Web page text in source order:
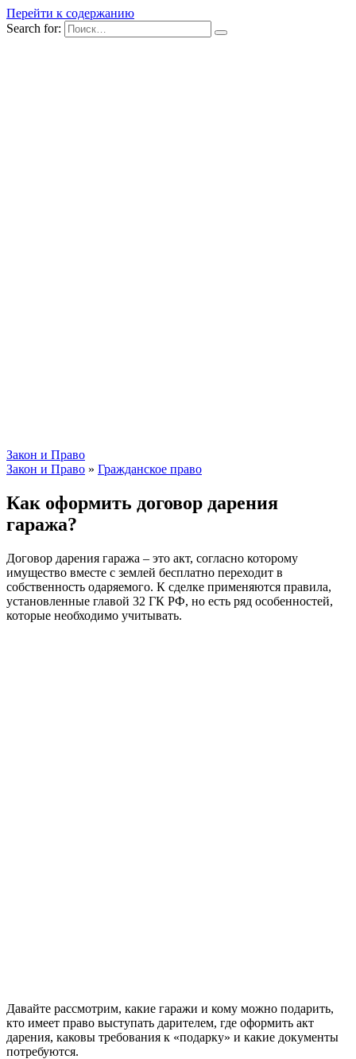
Перейти к содержанию
Search for:
Закон и Право
Закон и Право » Гражданское право
Как оформить договор дарения
гаража?
Договор дарения гаража – это акт, согласно которому
имущество вместе с землей бесплатно переходит в
собственность одаряемого. К сделке применяются правила,
установленные главой 32 ГК РФ, но есть ряд особенностей,
которые необходимо учитывать.
Давайте рассмотрим, какие гаражи и кому можно подарить,
кто имеет право выступать дарителем, где оформить акт
дарения, каковы требования к «подарку» и какие документы
потребуются.